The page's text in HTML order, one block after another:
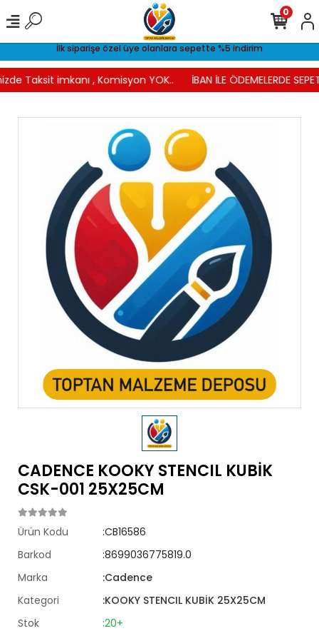
İlk siparişe özel üye olanlara sepette %5 indirim
Taksit imkanı , Komisyon YOK.. İBAN İLE ÖDEMELERDE
0
CADENCE KOOKY STENCIL KUBİK
CSK-001 25X25CM
Ürün Kodu
:CB16586
Barkod
:8699036775819.0
Marka
:Cadence
Kategori
:KOOKY STENCIL KUBİK 25X25CM
Stok
:20+